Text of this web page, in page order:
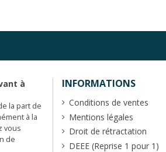
à
la part de
à la
vous
de
INFORMATIONS
Conditions de ventes
Mentions légales
Droit de rétractation
DEEE (Reprise 1 pour 1)